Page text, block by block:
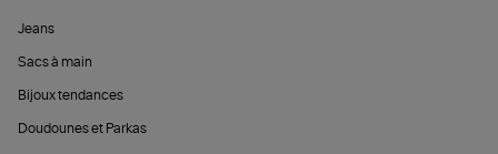
Jeans
Sacs à main
Bijoux tendances
Doudounes et Parkas